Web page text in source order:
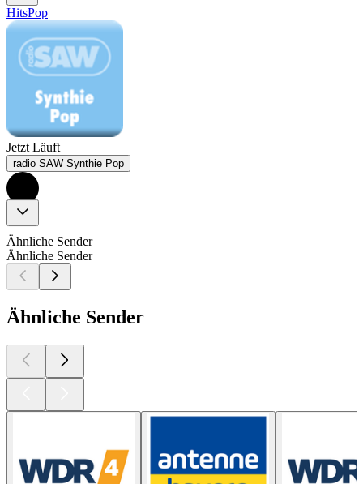
HitsPop
Jetzt Läuft
radio SAW Synthie Pop
Ähnliche Sender
Ähnliche Sender
Ähnliche Sender